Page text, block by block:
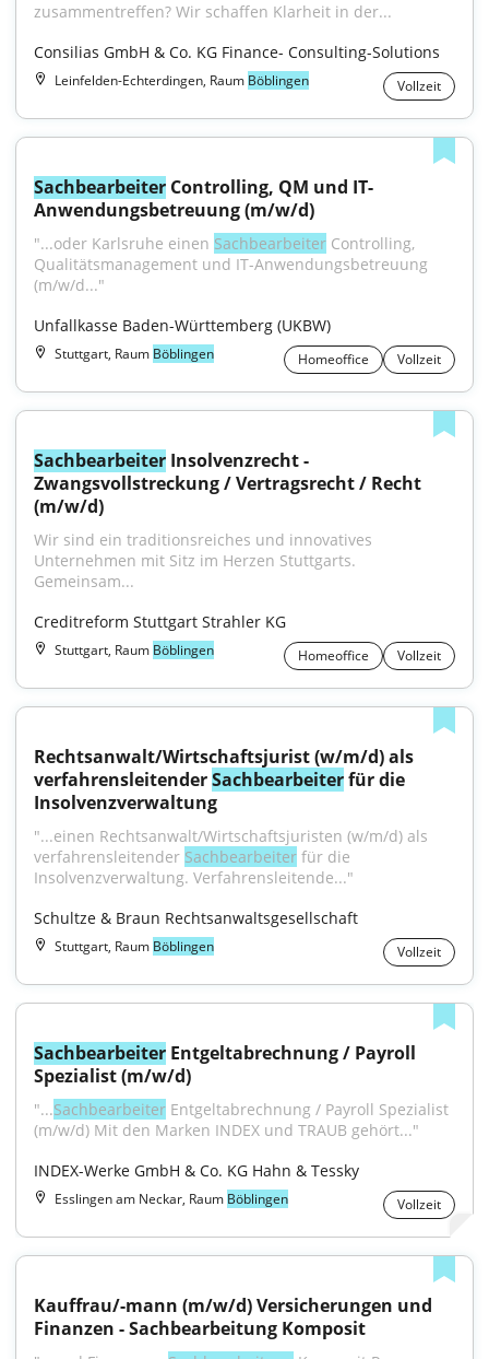
zusammentreffen? Wir schaffen Klarheit in der...
Consilias GmbH & Co. KG Finance- Consulting-Solutions
Leinfelden-Echterdingen, Raum Böblingen Vollzeit
Sachbearbeiter Controlling, QM und IT-
Anwendungsbetreuung (m/w/d)
"...oder Karlsruhe einen Sachbearbeiter Controlling,
Qualitätsmanagement und IT-Anwendungsbetreuung
(m/w/d..."
Unfallkasse Baden-Württemberg (UKBW)
Stuttgart, Raum Böblingen Homeoffice Vollzeit
Sachbearbeiter Insolvenzrecht -
Zwangsvollstreckung / Vertragsrecht / Recht
(m/w/d)
Wir sind ein traditionsreiches und innovatives
Unternehmen mit Sitz im Herzen Stuttgarts.
Gemeinsam...
Creditreform Stuttgart Strahler KG
Stuttgart, Raum Böblingen Homeoffice Vollzeit
Rechtsanwalt/Wirtschaftsjurist (w/m/d) als
verfahrensleitender Sachbearbeiter für die
Insolvenzverwaltung
"...einen Rechtsanwalt/Wirtschaftsjuristen (w/m/d) als
verfahrensleitender Sachbearbeiter für die
Insolvenzverwaltung. Verfahrensleitende..."
Schultze & Braun Rechtsanwaltsgesellschaft
Stuttgart, Raum Böblingen Vollzeit
Sachbearbeiter Entgeltabrechnung / Payroll
Spezialist (m/w/d)
"...Sachbearbeiter Entgeltabrechnung / Payroll Spezialist
(m/w/d) Mit den Marken INDEX und TRAUB gehört..."
INDEX-Werke GmbH & Co. KG Hahn & Tessky
Esslingen am Neckar, Raum Böblingen Vollzeit
Kauffrau/-mann (m/w/d) Versicherungen und
Finanzen - Sachbearbeitung Komposit